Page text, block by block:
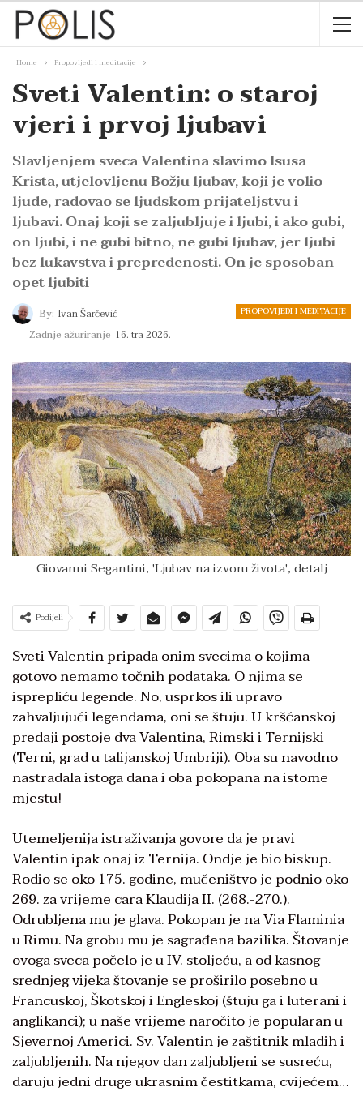
Home Propovijedi i meditacije
Sveti Valentin: o staroj
vjeri i prvoj ljubavi
Slavljenjem sveca Valentina slavimo Isusa
Krista, utjelovljenu Božju ljubav, koji je volio
ljude, radovao se ljudskom prijateljstvu i
ljubavi. Onaj koji se zaljubljuje i ljubi, i ako gubi,
on ljubi, i ne gubi bitno, ne gubi ljubav, jer ljubi
bez lukavstva i prepredenosti. On je sposoban
opet ljubiti
PROPOVIJEDI I MEDITACIJE
By: Ivan Šarčević
Zadnje ažuriranje 16. tra 2026.
Giovanni Segantini, 'Ljubav na izvoru života', detalj
Podijeli
Sveti Valentin pripada onim svecima o kojima
gotovo nemamo točnih podataka. O njima se
isprepliću legende. No, usprkos ili upravo
zahvaljujući legendama, oni se štuju. U kršćanskoj
predaji postoje dva Valentina, Rimski i Ternijski
(Terni, grad u talijanskoj Umbriji). Oba su navodno
nastradala istoga dana i oba pokopana na istome
mjestu!
Utemeljenija istraživanja govore da je pravi
Valentin ipak onaj iz Ternija. Ondje je bio biskup.
Rodio se oko 175. godine, mučeništvo je podnio oko
269. za vrijeme cara Klaudija II. (268.-270.).
Odrubljena mu je glava. Pokopan je na Via Flaminia
u Rimu. Na grobu mu je sagrađena bazilika. Štovanje
ovoga sveca počelo je u IV. stoljeću, a od kasnog
srednjeg vijeka štovanje se proširilo posebno u
Francuskoj, Škotskoj i Engleskoj (štuju ga i luterani i
anglikanci); u naše vrijeme naročito je popularan u
Sjevernoj Americi. Sv. Valentin je zaštitnik mladih i
zaljubljenih. Na njegov dan zaljubljeni se susreću,
daruju jedni druge ukrasnim čestitkama, cvijećem…